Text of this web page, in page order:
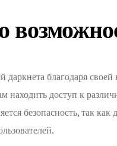
даркнета благодаря
находить доступ к
безопасность, так как